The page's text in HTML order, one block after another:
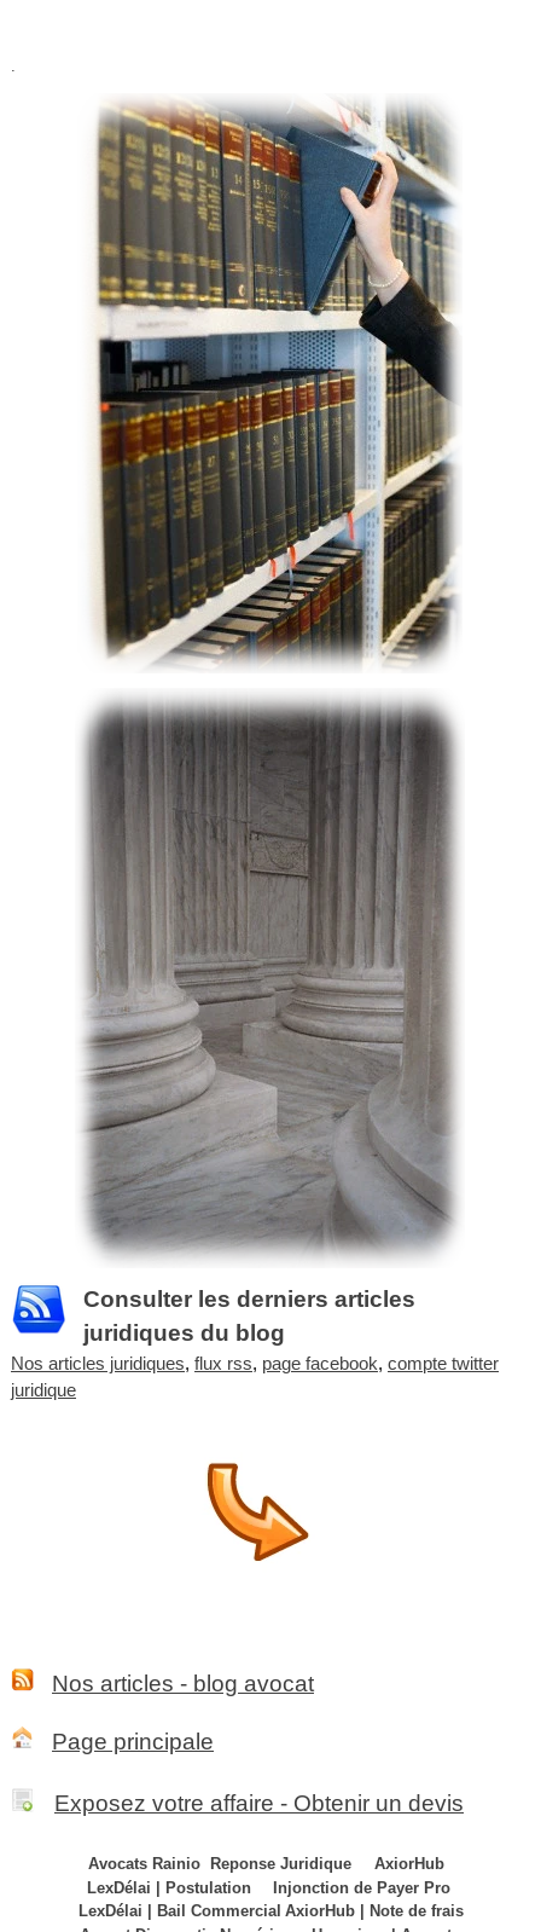
Consulter les derniers articles
juridiques du blog
Nos articles juridiques, flux rss, page facebook, compte twitter
juridique
Nos articles - blog avocat
Page principale
Exposez votre affaire - Obtenir un devis
Avocats Rainio Reponse Juridique
AxiorHub
LexDélai | Postulation
LexDélai | Bail Commercial
Injonction de Payer Pro
AxiorHub | Note de frais